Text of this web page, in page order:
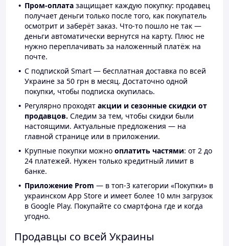
Пром-оплата защищает каждую покупку: продавец
получает деньги только после того, как покупатель
осмотрит и заберёт заказ. Что-то пошло не так —
деньги автоматически вернутся на карту. Плюс не
нужно переплачивать за наложенный платёж на
почте.
С подпиской Smart — бесплатная доставка по всей
Украине за 50 грн в месяц. Достаточно одной
покупки, чтобы подписка окупилась.
Регулярно проходят акции и сезонные скидки от
продавцов. Следим за тем, чтобы скидки были
настоящими. Актуальные предложения — на
главной странице или в приложении.
Крупные покупки можно оплатить частями: от 2 до
24 платежей. Нужен только кредитный лимит в
банке.
Приложение Prom — в топ-3 категории «Покупки» в
украинском App Store и имеет более 10 млн загрузок
в Google Play. Покупайте со смартфона где и когда
угодно.
Продавцы со всей Украины